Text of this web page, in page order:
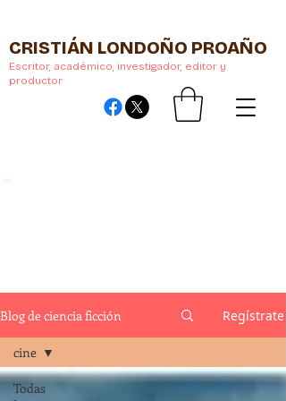
CRISTIÁN LONDOÑO PROAÑO
Escritor, académico, investigador, editor y
productor
Blog de ciencia ficción Regístrate
Todas
cine